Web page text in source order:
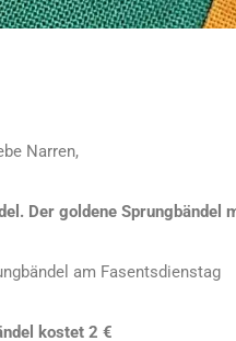
Narren,
Der goldene Sprungbändel
am Fasentsdienstag
kostet 2 €